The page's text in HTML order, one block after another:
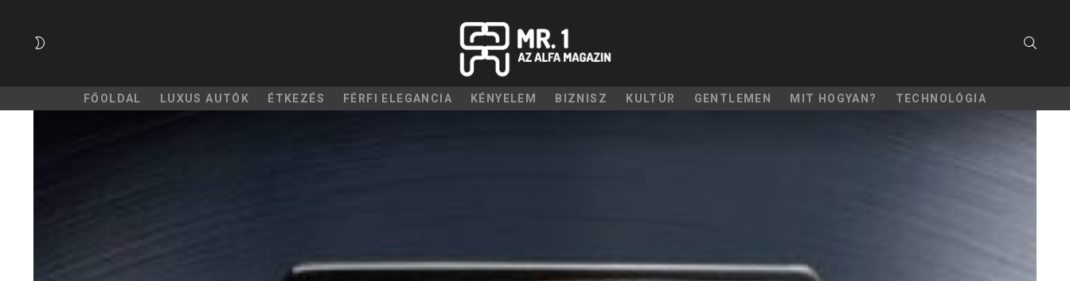
FŐOLDAL LUXUS AUTÓK ÉTKEZÉS FÉRFI ELEGANCIA KÉNYELEM BIZNISZ KULTÚR GENTLEMEN MIT HOGYAN? TECHNOLÓGIA